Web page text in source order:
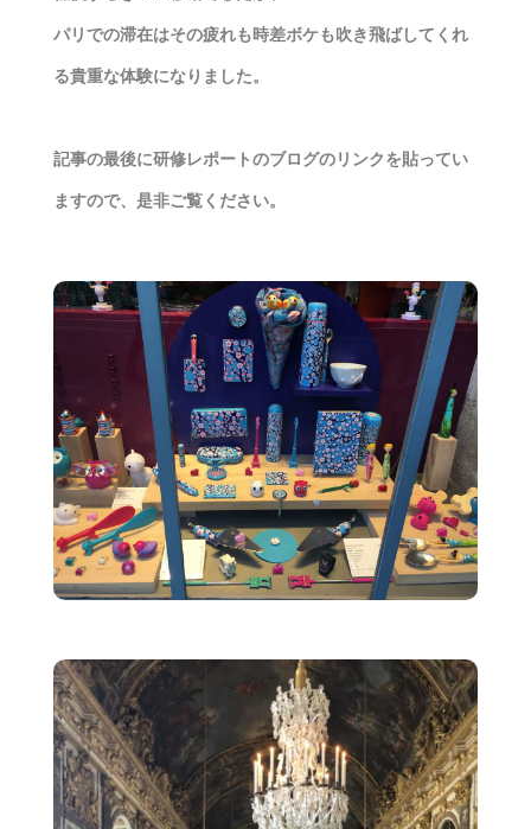
パリでの滞在はその疲れも時差ボケも吹き飛ばしてくれ
る貴重な体験になりました。
記事の最後に研修レポートのブログのリンクを貼ってい
ますので、是非ご覧ください。